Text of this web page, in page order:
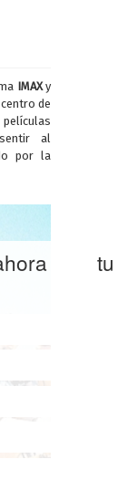
IMAXy
de
al
por la
tu